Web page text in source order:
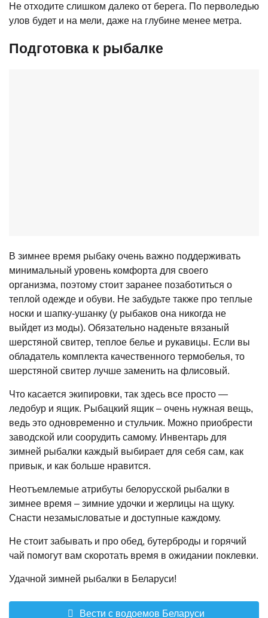
Не отходите слишком далеко от берега. По перволедью
улов будет и на мели, даже на глубине менее метра.
Подготовка к рыбалке
В зимнее время рыбаку очень важно поддерживать
минимальный уровень комфорта для своего
организма, поэтому стоит заранее позаботиться о
теплой одежде и обуви. Не забудьте также про теплые
носки и шапку-ушанку (у рыбаков она никогда не
выйдет из моды). Обязательно наденьте вязаный
шерстяной свитер, теплое белье и рукавицы. Если вы
обладатель комплекта качественного термобелья, то
шерстяной свитер лучше заменить на флисовый.
Что касается экипировки, так здесь все просто —
ледобур и ящик. Рыбацкий ящик – очень нужная вещь,
ведь это одновременно и стульчик. Можно приобрести
заводской или соорудить самому. Инвентарь для
зимней рыбалки каждый выбирает для себя сам, как
привык, и как больше нравится.
Неотъемлемые атрибуты белорусской рыбалки в
зимнее время – зимние удочки и жерлицы на щуку.
Снасти незамысловатые и доступные каждому.
Не стоит забывать и про обед, бутерброды и горячий
чай помогут вам скоротать время в ожидании поклевки.
Удачной зимней рыбалки в Беларуси!
Вести с водоемов Беларуси